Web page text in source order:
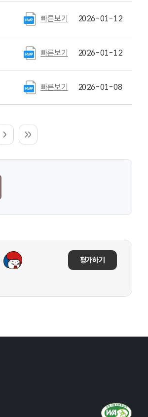
빠른보기 2026-01-12
빠른보기 2026-01-12
빠른보기 2026-01-08
평가하기